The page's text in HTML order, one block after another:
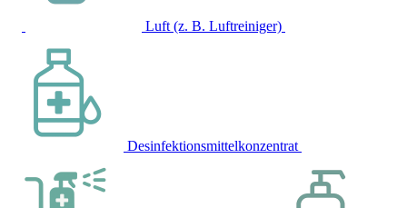
Luft (z. B. Luftreiniger)
Desinfektionsmittelkonzentrat